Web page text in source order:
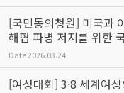
[국민동의청원] 미국과
해협 파병 저지를 위한
Date2026.03.24
[여성대회] 3·8 세계여